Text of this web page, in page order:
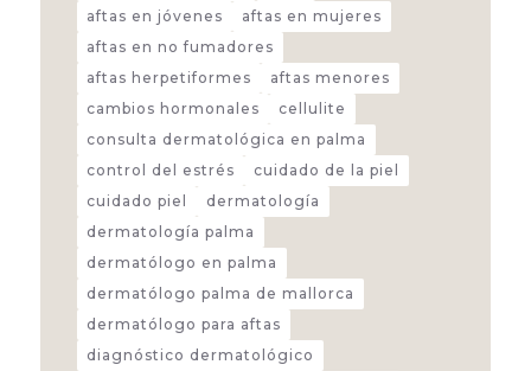
aftas en jóvenes
aftas en mujeres
aftas en no fumadores
aftas herpetiformes
aftas menores
cambios hormonales
cellulite
consulta dermatológica en palma
control del estrés
cuidado de la piel
cuidado piel
dermatología
dermatología palma
dermatólogo en palma
dermatólogo palma de mallorca
dermatólogo para aftas
diagnóstico dermatológico